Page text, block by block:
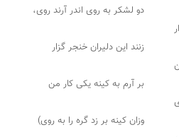
دو لشکر به روی اندر آرند روی،
زنند این دلیران خنجر گزار
بر آرم به کینه یکی کار من
وزان کینه بر زد گره را به روی)